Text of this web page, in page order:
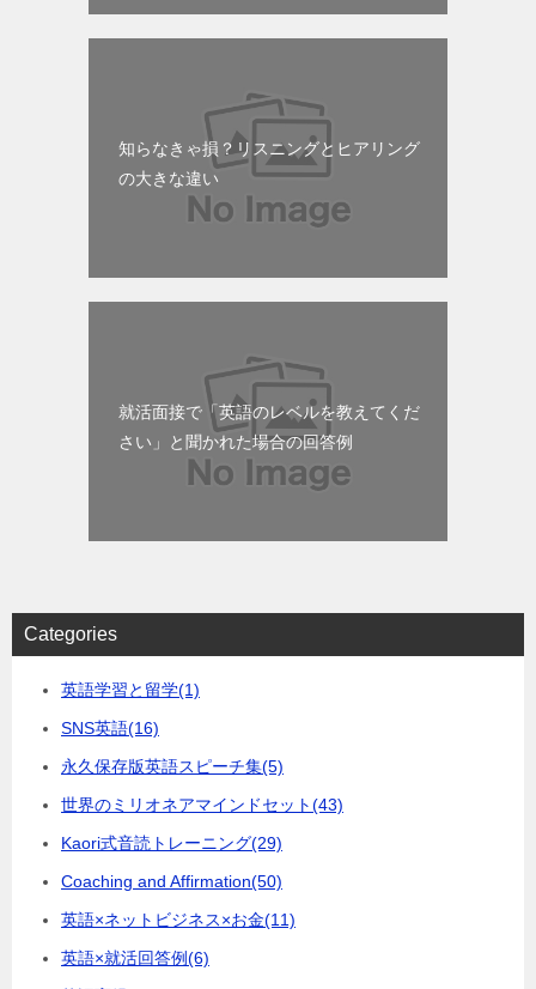
知らなきゃ損？リスニングとヒアリング
の大きな違い
就活面接で「英語のレベルを教えてくだ
さい」と聞かれた場合の回答例
Categories
英語学習と留学(1)
SNS英語(16)
永久保存版英語スピーチ集(5)
世界のミリオネアマインドセット(43)
Kaori式音読トレーニング(29)
Coaching and Affirmation(50)
英語×ネットビジネス×お金(11)
英語×就活回答例(6)